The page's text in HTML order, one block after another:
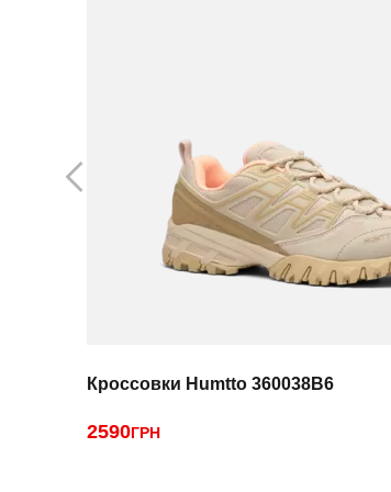
Кроссовки Humtto 360038B6
2590ГРН